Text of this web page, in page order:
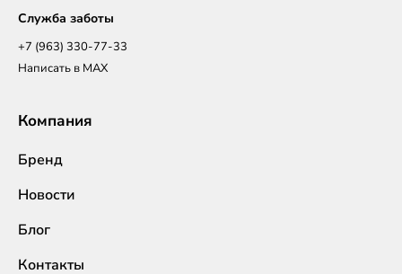
Служба заботы
+7 (963) 330-77-33
Написать в MAX
Компания
Бренд
Новости
Блог
Контакты